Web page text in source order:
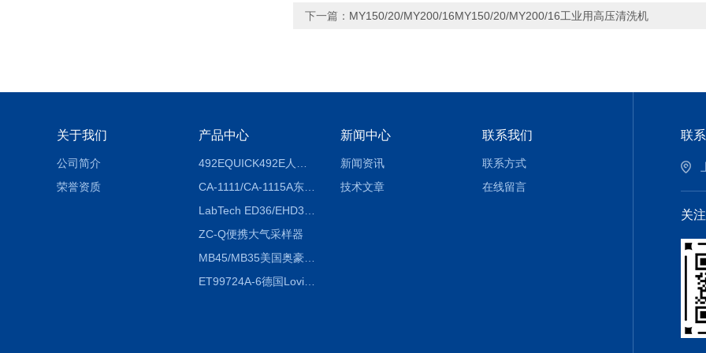
下一篇： MY150/20/MY200/16MY150/20/MY200/16工业用高压清洗机
关于我们
公司简介
荣誉资质
产品中心
CA-1111/CA-1115A东京理化EYELA CA-1111/CA-1115A冷却水循环装置
ZC-Q便携大气采样器
MB45/MB35美国奥豪斯OHAUS MB45/MB35卤素红外水分测定仪
ET99724A-6德国Lovibond ET99724A-6微电脑BOD测定仪
新闻中心
新闻资讯
技术文章
联系我们
联系方式
在线留言
联
关